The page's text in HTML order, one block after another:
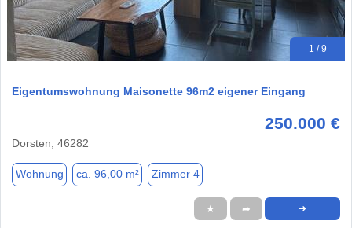
1 / 9
Eigentumswohnung Maisonette 96m2 eigener Eingang
250.000 €
Dorsten, 46282
Wohnung ca. 96,00 m² Zimmer 4
★ ➦ ➜